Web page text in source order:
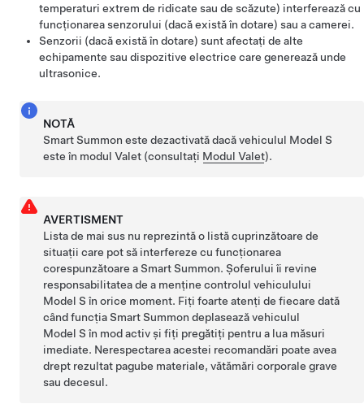
temperaturi extrem de ridicate sau de scăzute) interferează cu
funcționarea senzorului (dacă există în dotare) sau a camerei.
Senzorii (dacă există în dotare) sunt afectați de alte
echipamente sau dispozitive electrice care generează unde
ultrasonice.
NOTĂ
Smart Summon este dezactivată dacă vehiculul Model S
este în modul Valet (consultați Modul Valet).
AVERTISMENT
Lista de mai sus nu reprezintă o listă cuprinzătoare de
situații care pot să interfereze cu funcționarea
corespunzătoare aSmart Summon. Șoferului îi revine
responsabilitatea de a menține controlul vehiculului
Model S în orice moment. Fiți foarte atenți de fiecare dată
când funcțiaSmart Summon deplasează vehiculul
Model S în mod activ și fiți pregătiți pentru a lua măsuri
imediate. Nerespectarea acestei recomandări poate avea
drept rezultat pagube materiale, vătămări corporale grave
sau decesul.